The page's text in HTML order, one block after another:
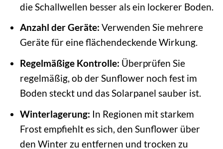
die Schallwellen besser als ein lockerer Boden.
Anzahl der Geräte: Verwenden Sie mehrere
Geräte für eine flächendeckende Wirkung.
Regelmäßige Kontrolle: Überprüfen Sie
regelmäßig, ob der Sunflower noch fest im
Boden steckt und das Solarpanel sauber ist.
Winterlagerung: In Regionen mit starkem
Frost empfiehlt es sich, den Sunflower über
den Winter zu entfernen und trocken zu